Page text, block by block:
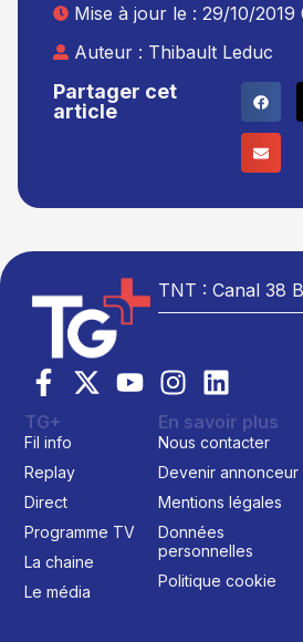
Partager cet
article
Mise à jour le : 29/10/2019
Auteur : Thibault Leduc
TNT : Canal 38
TG+
Fil info
Replay
Direct
Programme TV
La chaine
Le média
En savoir plus
Nous contacter
Devenir annonceur
Mentions légales
Données
personnelles
Politique cookie